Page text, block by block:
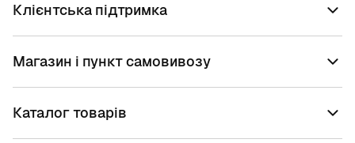
Клієнтська підтримка
Магазин і пункт самовивозу
Каталог товарів